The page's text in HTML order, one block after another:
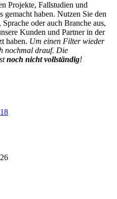
Projekte, Fallstudien und
haben. Nutzen Sie den
oder auch Branche aus,
Kunden und Partner in der
haben. Um einen Filter wieder
nochmal drauf. Die
noch nicht vollständig!
18